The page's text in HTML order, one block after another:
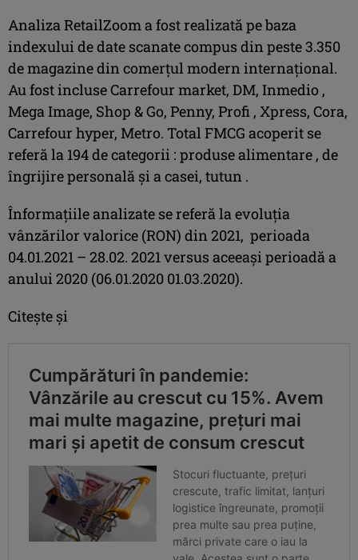
Analiza RetailZoom a fost realizată pe baza
indexului de date scanate compus din peste 3.350
de magazine din comerțul modern internațional.
Au fost incluse Carrefour market, DM, Inmedio ,
Mega Image, Shop & Go, Penny, Profi , Xpress, Cora,
Carrefour hyper, Metro. Total FMCG acoperit se
referă la 194 de categorii : produse alimentare , de
îngrijire personală și a casei, tutun .
Înformațiile analizate se referă la evoluția
vânzărilor valorice (RON) din 2021, perioada
04.01.2021 – 28.02. 2021 versus aceeași perioadă a
anului 2020 (06.01.2020 01.03.2020).
Citește și